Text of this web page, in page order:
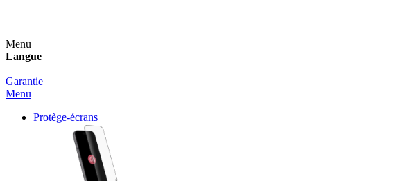
Menu
Langue
Garantie
Menu
Protège-écrans